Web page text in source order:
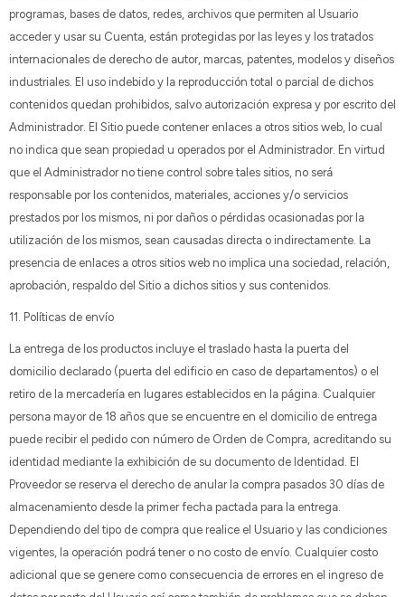
programas, bases de datos, redes, archivos que permiten al Usuario
acceder y usar su Cuenta, están protegidas por las leyes y los tratados
internacionales de derecho de autor, marcas, patentes, modelos y diseños
industriales. El uso indebido y la reproducción total o parcial de dichos
contenidos quedan prohibidos, salvo autorización expresa y por escrito del
Administrador. El Sitio puede contener enlaces a otros sitios web, lo cual
no indica que sean propiedad u operados por el Administrador. En virtud
que el Administrador no tiene control sobre tales sitios, no será
responsable por los contenidos, materiales, acciones y/o servicios
prestados por los mismos, ni por daños o pérdidas ocasionadas por la
utilización de los mismos, sean causadas directa o indirectamente. La
presencia de enlaces a otros sitios web no implica una sociedad, relación,
aprobación, respaldo del Sitio a dichos sitios y sus contenidos.
11. Políticas de envío
La entrega de los productos incluye el traslado hasta la puerta del
domicilio declarado (puerta del edificio en caso de departamentos) o el
retiro de la mercadería en lugares establecidos en la página. Cualquier
persona mayor de 18 años que se encuentre en el domicilio de entrega
puede recibir el pedido con número de Orden de Compra, acreditando su
identidad mediante la exhibición de su documento de Identidad. El
Proveedor se reserva el derecho de anular la compra pasados 30 días de
almacenamiento desde la primer fecha pactada para la entrega.
Dependiendo del tipo de compra que realice el Usuario y las condiciones
vigentes, la operación podrá tener o no costo de envío. Cualquier costo
adicional que se genere como consecuencia de errores en el ingreso de